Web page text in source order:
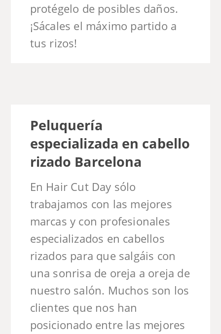
protégelo de posibles daños.
¡Sácales el máximo partido a
tus rizos!
Peluquería
especializada en cabello
rizado Barcelona
En Hair Cut Day sólo
trabajamos con las mejores
marcas y con profesionales
especializados en cabellos
rizados para que salgáis con
una sonrisa de oreja a oreja de
nuestro salón. Muchos son los
clientes que nos han
posicionado entre las mejores